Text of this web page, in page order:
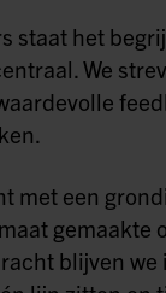
staat het
We
met een
gemaakte
blijven